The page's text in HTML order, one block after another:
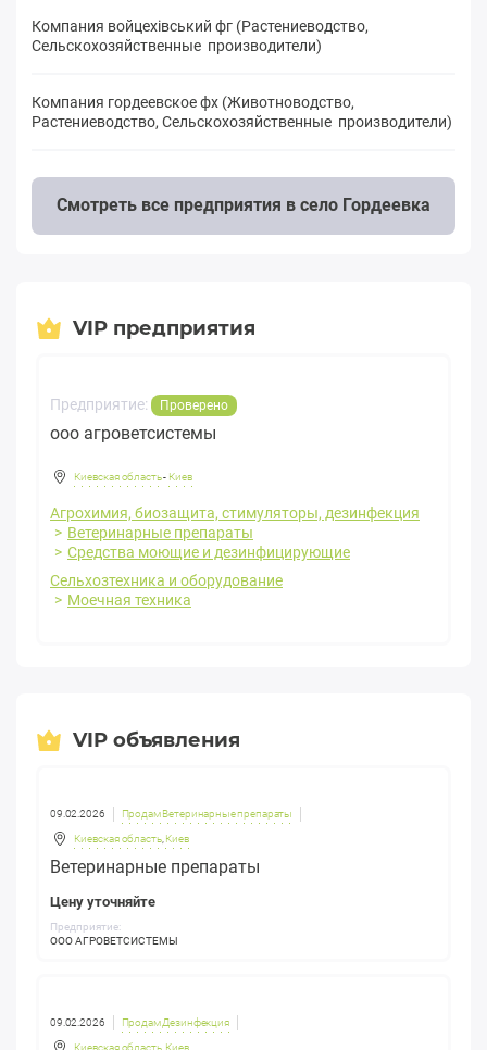
Компания войцехівський фг (Растениеводство,
Сельскохозяйственные производители)
Компания гордеевское фх (Животноводство,
Растениеводство, Сельскохозяйственные производители)
Смотреть все предприятия в село Гордеевка
VIP предприятия
Предприятие: Проверено
ооо агроветсистемы
Киевская область- Киев
Агрохимия, биозащита, стимуляторы, дезинфекция
Ветеринарные препараты
Средства моющие и дезинфицирующие
Сельхозтехника и оборудование
Моечная техника
VIP объявления
09.02.2026 Продам Ветеринарные препараты
Киевская область, Киев
Ветеринарные препараты
Цену уточняйте
Предприятие:
ООО АГРОВЕТСИСТЕМЫ
09.02.2026 Продам Дезинфекция
Киевская область, Киев